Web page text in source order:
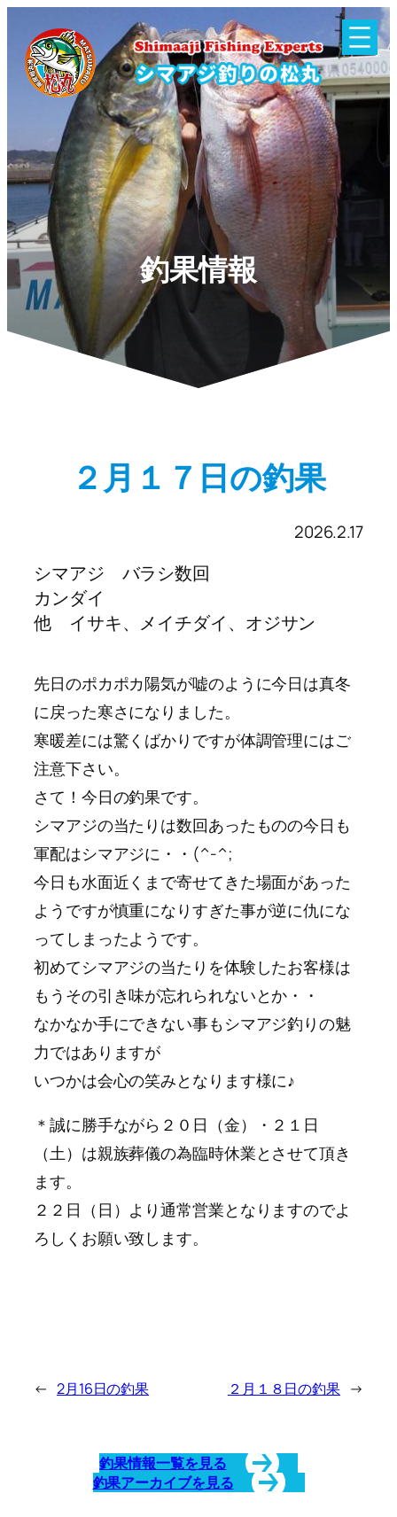
釣果情報
２月１７日の釣果
2026.2.17
シマアジ バラシ数回
カンダイ
他 イサキ、メイチダイ、オジサン
先日のポカポカ陽気が嘘のように今日は真冬
に戻った寒さになりました。
寒暖差には驚くばかりですが体調管理にはご
注意下さい。
さて！今日の釣果です。
シマアジの当たりは数回あったものの今日も
軍配はシマアジに・・(^-^;
今日も水面近くまで寄せてきた場面があった
ようですが慎重になりすぎた事が逆に仇にな
ってしまったようです。
初めてシマアジの当たりを体験したお客様は
もうその引き味が忘れられないとか・・
なかなか手にできない事もシマアジ釣りの魅
力ではありますが
いつかは会心の笑みとなります様に♪
＊誠に勝手ながら２０日（金）・２１日
（土）は親族葬儀の為臨時休業とさせて頂き
ます。
２２日（日）より通常営業となりますのでよ
ろしくお願い致します。
← 2月16日の釣果 ２月１８日の釣果 →
釣果情報一覧を見る
釣果アーカイブを見る